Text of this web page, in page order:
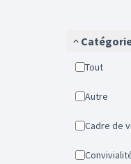
Tout
Autre
Cadre